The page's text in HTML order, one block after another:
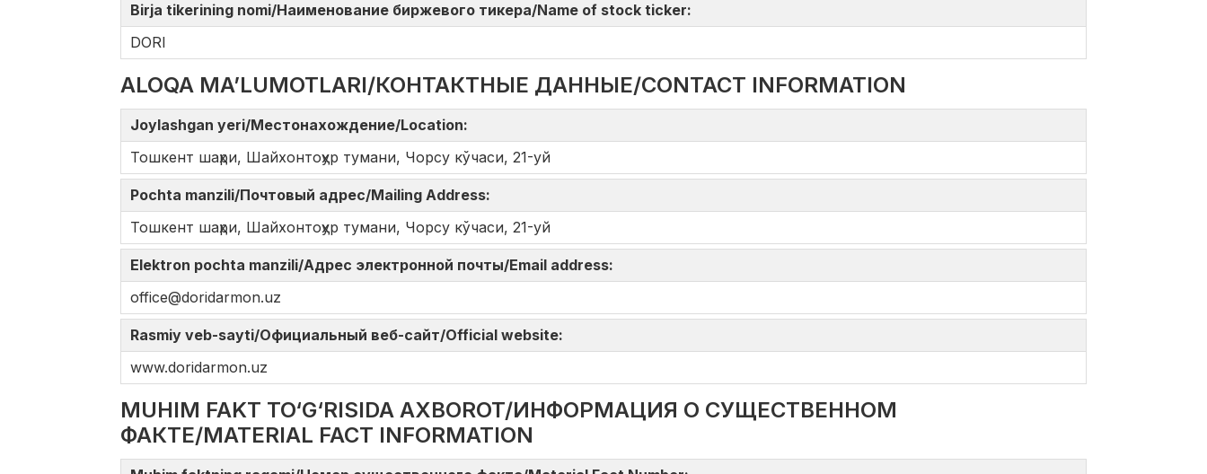
Birja tikerining nomi/Наименование биржевого тикера/Name of stock ticker:
DORI
ALOQA MA’LUMOTLARI/КОНТАКТНЫЕ ДАННЫЕ/CONTACT INFORMATION
Joylashgan yeri/Местонахождение/Location:
Тошкент шаҳри, Шайхонтоҳур тумани, Чорсу кўчаси, 21-уй
Pochta manzili/Почтовый адрес/Mailing Address:
Тошкент шаҳри, Шайхонтоҳур тумани, Чорсу кўчаси, 21-уй
Elektron pochta manzili/Адрес электронной почты/Email address:
office@doridarmon.uz
Rasmiy veb-sayti/Официальный веб-сайт/Official website:
www.doridarmon.uz
MUHIM FAKT TO‘G‘RISIDA AXBOROT/ИНФОРМАЦИЯ О СУЩЕСТВЕННОМ
ФАКТЕ/MATERIAL FACT INFORMATION